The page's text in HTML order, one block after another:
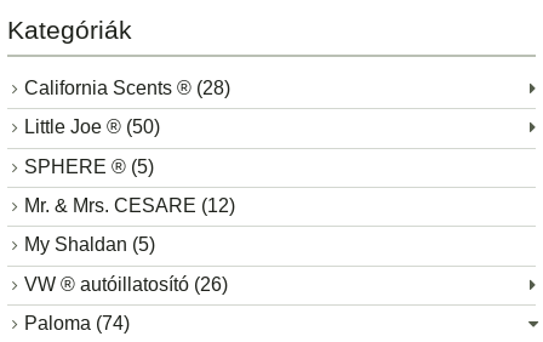
Kategóriák
California Scents ® (28)
Little Joe ® (50)
SPHERE ® (5)
Mr. & Mrs. CESARE (12)
My Shaldan (5)
VW ® autóillatosító (26)
Paloma (74)